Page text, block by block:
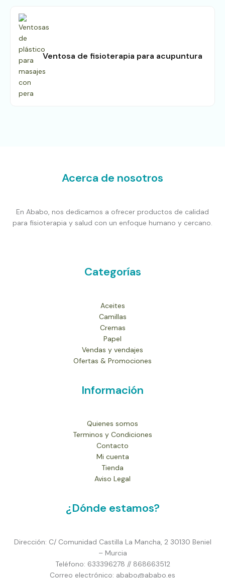
Ventosa de fisioterapia para acupuntura
Acerca de nosotros
En Ababo, nos dedicamos a ofrecer productos de calidad
para fisioterapia y salud con un enfoque humano y cercano.
Categorías
Aceites
Camillas
Cremas
Papel
Vendas y vendajes
Ofertas & Promociones
Información
Quienes somos
Terminos y Condiciones
Contacto
Mi cuenta
Tienda
Aviso Legal
¿Dónde estamos?
Dirección: C/ Comunidad Castilla La Mancha, 2 30130 Beniel
– Murcia
Teléfono: 633396278 // 868663512
Correo electrónico: ababo@ababo.es